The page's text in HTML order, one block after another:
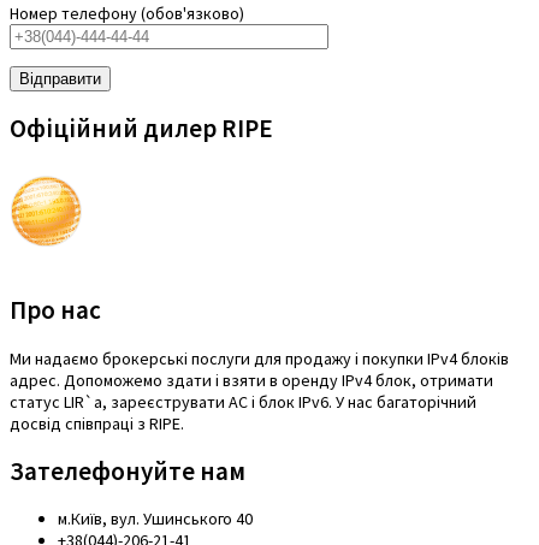
Номер телефону (обов'язково)
Офіційний дилер RIPE
Про нас
Mи надаємо брокерські послуги для продажу і покупки IPv4 блоків
адрес. Допоможемо здати і взяти в оренду IPv4 блок, отримати
статус LIR`a, зареєструвати АС і блок IPv6. У нас багаторічний
досвід співпраці з RIPE.
Зателефонуйте нам
м.Київ, вул. Ушинського 40